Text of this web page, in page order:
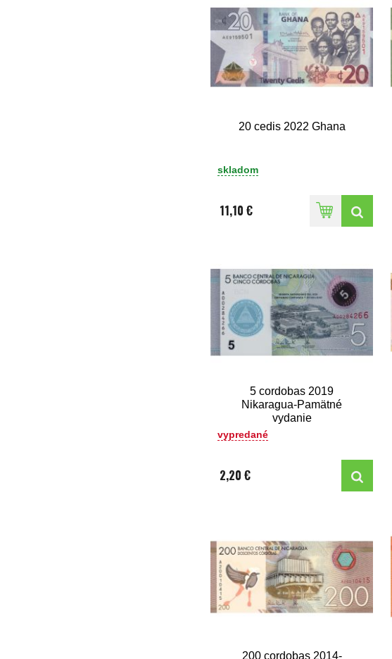
20 cedis 2022 Ghana
skladom
11,10 €
5 cordobas 2019
Nikaragua-Pamätné
vydanie
vypredané
2,20 €
200 cordobas 2014-